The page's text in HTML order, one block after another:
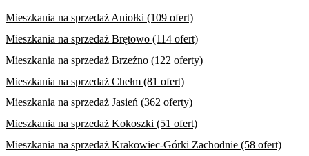
Mieszkania na sprzedaż Aniołki (109 ofert)
Mieszkania na sprzedaż Brętowo (114 ofert)
Mieszkania na sprzedaż Brzeźno (122 oferty)
Mieszkania na sprzedaż Chełm (81 ofert)
Mieszkania na sprzedaż Jasień (362 oferty)
Mieszkania na sprzedaż Kokoszki (51 ofert)
Mieszkania na sprzedaż Krakowiec-Górki Zachodnie (58 ofert)